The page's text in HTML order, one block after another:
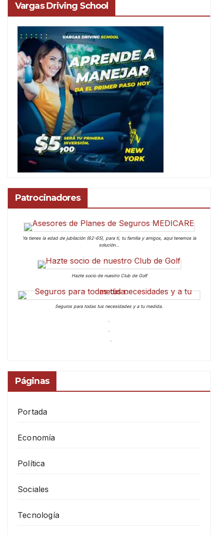
Vargas Driving School
Patrocinadores
Ya tienes la edad de jubilación (62-65), para ti, tu familia y amigos, aquí tenemos la
solución…
Hazte socio de nuestro Club de Golf
Seguros para todas tus necesidades y a tu medida.
Páginas
Portada
Economía
Política
Sociales
Tecnología